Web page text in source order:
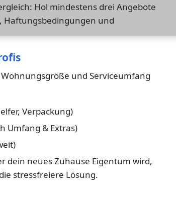
Hol mindestens drei Angebote
Haftungsbedingungen und
und Serviceumfang
Verpackung)
Umfang & Extras)
dein neues Zuhause Eigentum wird,
stressfreiere Lösung.